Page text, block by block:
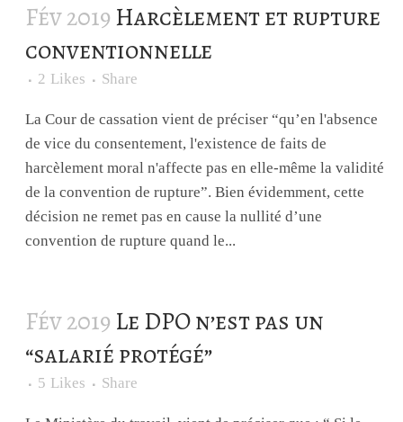
Fév 2019Harcèlement et rupture
conventionnelle
2 Likes Share
La Cour de cassation vient de préciser “qu’en l'absence
de vice du consentement, l'existence de faits de
harcèlement moral n'affecte pas en elle-même la validité
de la convention de rupture”. Bien évidemment, cette
décision ne remet pas en cause la nullité d’une
convention de rupture quand le...
Fév 2019 Le DPO n’est pas un
“salarié protégé”
5 Likes Share